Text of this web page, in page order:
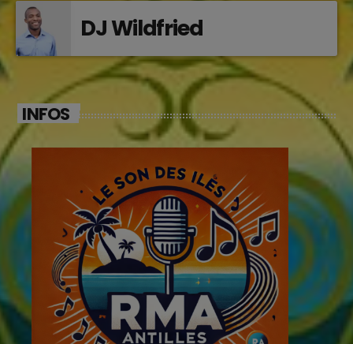
DJ Wildfried
INFOS